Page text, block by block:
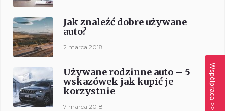
Jak znaleźć dobre używane
auto?
2 marca 2018
Używane rodzinne auto – 5
wskazówek jak kupić je
korzystnie
7 marca 2018 Współpraca >>